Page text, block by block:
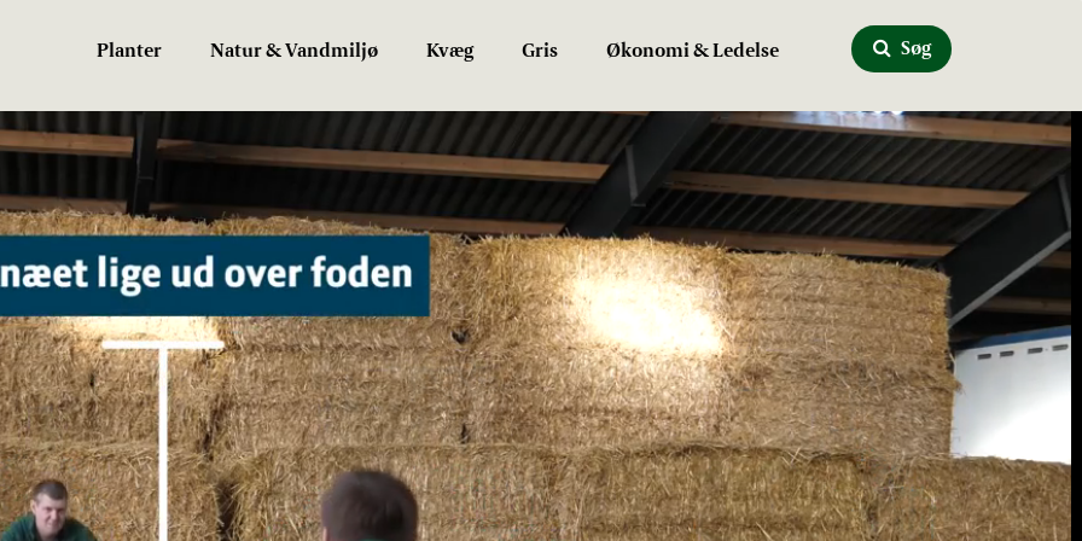
Planter Natur & Vandmiljø Kvæg Gris Økonomi & Ledelse Søg